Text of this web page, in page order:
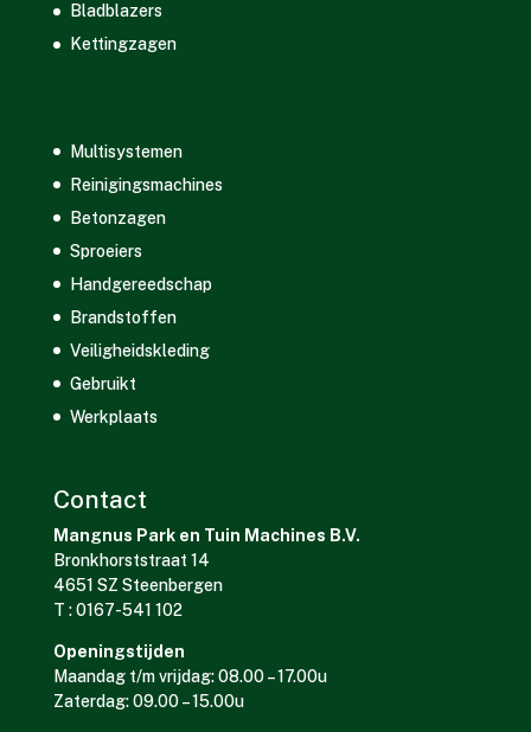
Bladblazers
Kettingzagen
Multisystemen
Reinigingsmachines
Betonzagen
Sproeiers
Handgereedschap
Brandstoffen
Veiligheidskleding
Gebruikt
Werkplaats
Contact
Mangnus Park en Tuin Machines B.V.
Bronkhorststraat 14
4651 SZ Steenbergen
T : 0167-541 102
Openingstijden
Maandag t/m vrijdag: 08.00 – 17.00u
Zaterdag: 09.00 – 15.00u